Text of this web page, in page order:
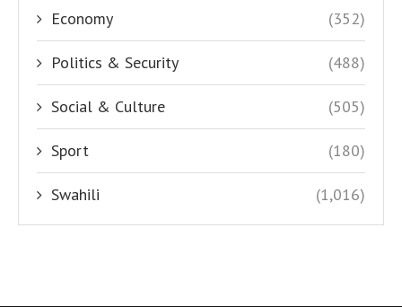
Economy (352)
Politics & Security (488)
Social & Culture (505)
Sport (180)
Swahili (1,016)